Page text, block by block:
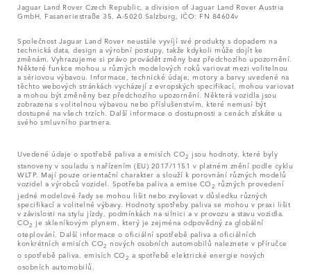
Jaguar Land Rover Czech Republic, a division of Jaguar Land Rover Austria
GmbH, Fasaneriestraße 35, A-5020 Salzburg, IČO: FN 84604v
Společnost Jaguar Land Rover neustále vyvíjí své produkty s dopadem na
technická data, design a výrobní postupy, takže kdykoli může dojít ke
změnám. Vyhrazujeme si právo provádět změny bez předchozího upozornění.
Některé funkce mohou u různých modelových roků variovat mezi volitelnou
a sériovou výbavou. Informace, technické údaje, motory a barvy uvedené na
těchto webových stránkách vycházejí z evropských specifikací, mohou variovat
a mohou být změněny bez předchozího upozornění. Některá vozidla jsou
zobrazena s volitelnou výbavou nebo příslušenstvím, které nemusí být
dostupné na všech trzích. Další informace o dostupnosti a cenách získáte u
svého smluvního partnera.
Uvedené údaje o spotřebě paliva a emisích CO2 jsou hodnoty, které byly
stanoveny v souladu s nařízením (EU) 2017/1151 v platném znění podle cyklu
WLTP. Mají pouze orientační charakter a slouží k porovnání různých modelů
vozidel a výrobců vozidel. Spotřeba paliva a emise CO2 různých provedení
jedné modelové řady se mohou lišit nebo zvyšovat v důsledku různých
specifikací a volitelné výbavy. Hodnoty spotřeby paliva se mohou v praxi lišit
v závislosti na stylu jízdy, podmínkách na silnici a v provozu a stavu vozidla.
CO2 je skleníkovým plynem, který je zejména odpovědný za globální
oteplování. Další informace o oficiální spotřebě paliva a oficiálních
konkrétních emisích CO2 nových osobních automobilů naleznete v příručce
o spotřebě paliva, emisích CO2 a spotřebě elektrické energie nových
osobních automobilů.